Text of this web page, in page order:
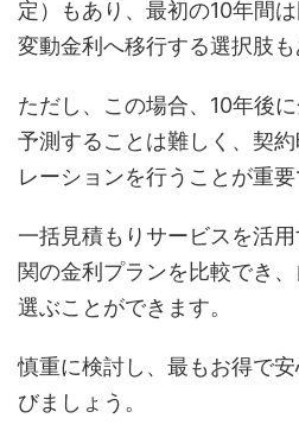
定）もあり、最初の10年間
変動金利へ移行する選択肢も
ただし、この場合、10年後
予測することは難しく、契
レーションを行うことが重要
一括見積もりサービスを活
関の金利プランを比較でき
選ぶことができます。
慎重に検討し、最もお得で
びましょう。